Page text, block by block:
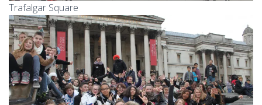
Trafalgar Square